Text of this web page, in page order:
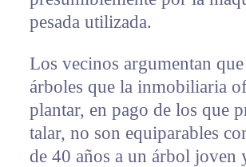
pesada utilizada.
Los vecinos argumentan
árboles que la inmobiliaria
plantar, en pago de los que
talar, no son equiparables
de 40 años a un árbol joven